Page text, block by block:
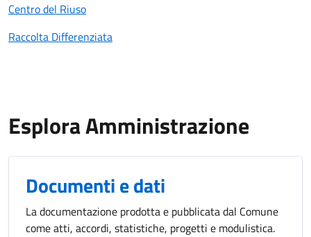
Centro del Riuso
Raccolta Differenziata
Esplora Amministrazione
Documenti e dati
La documentazione prodotta e pubblicata dal Comune
come atti, accordi, statistiche, progetti e modulistica.